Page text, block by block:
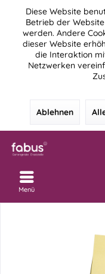
Diese Website
Betrieb der
werden. Andere
dieser Website
die Interaktion
Netzwerken
Ablehnen
Menü